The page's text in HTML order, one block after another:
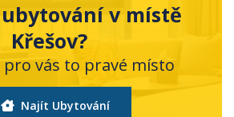
v místě
Křešov?
pro vás to pravé místo
Najít Ubytování